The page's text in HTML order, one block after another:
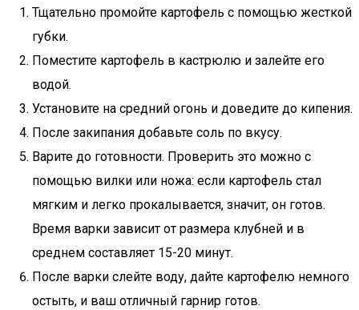
Тщательно промойте картофель с помощью жесткой
губки.
Поместите картофель в кастрюлю и залейте его
водой.
Установите на средний огонь и доведите до кипения.
После закипания добавьте соль по вкусу.
Варите до готовности. Проверить это можно с
помощью вилки или ножа: если картофель стал
мягким и легко прокалывается, значит, он готов.
Время варки зависит от размера клубней и в
среднем составляет 15-20 минут.
После варки слейте воду, дайте картофелю немного
остыть, и ваш отличный гарнир готов.